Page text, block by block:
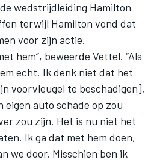
wedstrijdleiding Hamilton
terwijl Hamilton vond dat
voor zijn actie.
hem”, beweerde Vettel. “Als
echt. Ik denk niet dat het
voorvleugel te beschadigen],
eigen auto schade op zou
zou zijn. Het is nu niet het
Ik ga dat met hem doen,
we door. Misschien ben ik